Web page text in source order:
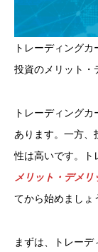
トレーディング
投資のメリット・
トレーディング
あります。一方、
性は高いです。ト
メリット・デメ
てから始めましょ
まずは、トレー